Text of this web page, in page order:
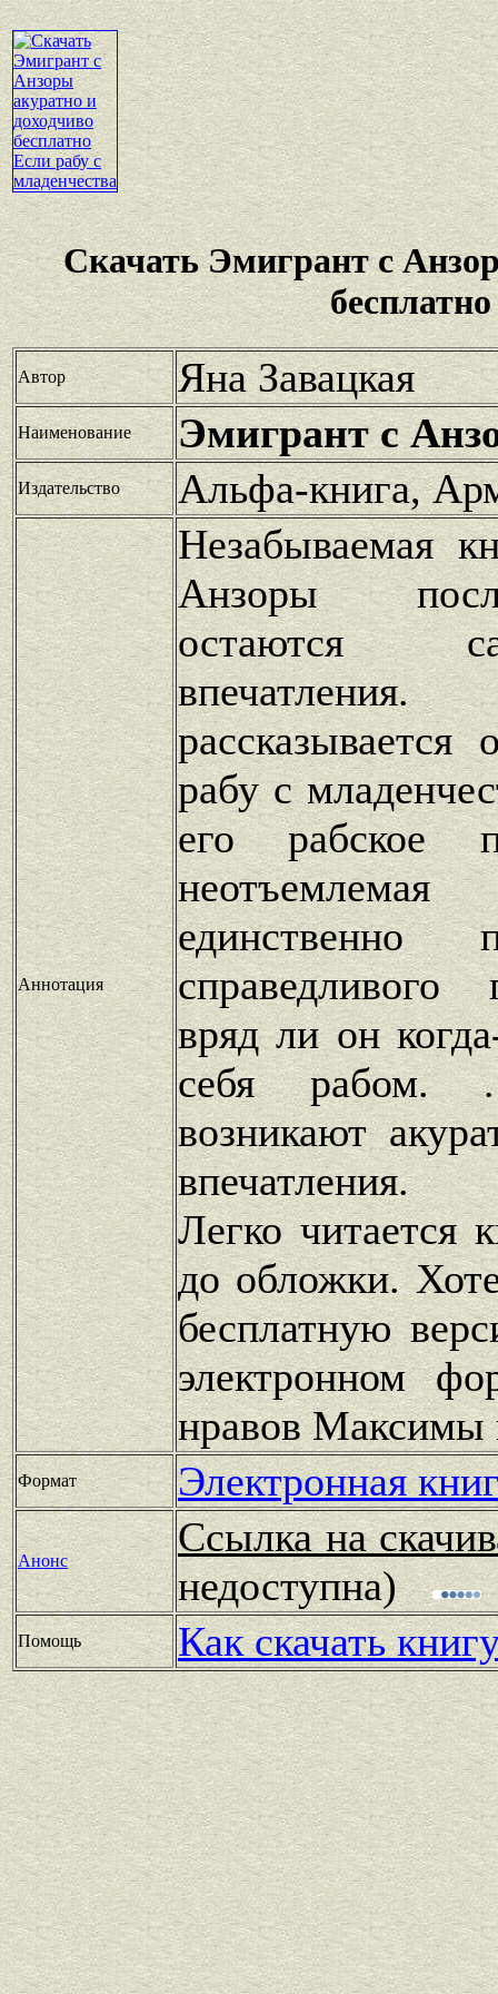
Скачать Эмигрант с
бесплатно
Автор Яна Завацкая
Наименование Эмигрант с
Издательство Альфа-книга,
Аннотация
Незабываемая
Анзоры
остаются
рабу с
его рабское
единственно
вряд ли он
себя рабом.
возникают
впечатления.
Легко читается
до обложки.
бесплатную
электронном
нравов
Формат Электронная
Анонс
Ссылка на
недоступна)
Помощь Как скачать